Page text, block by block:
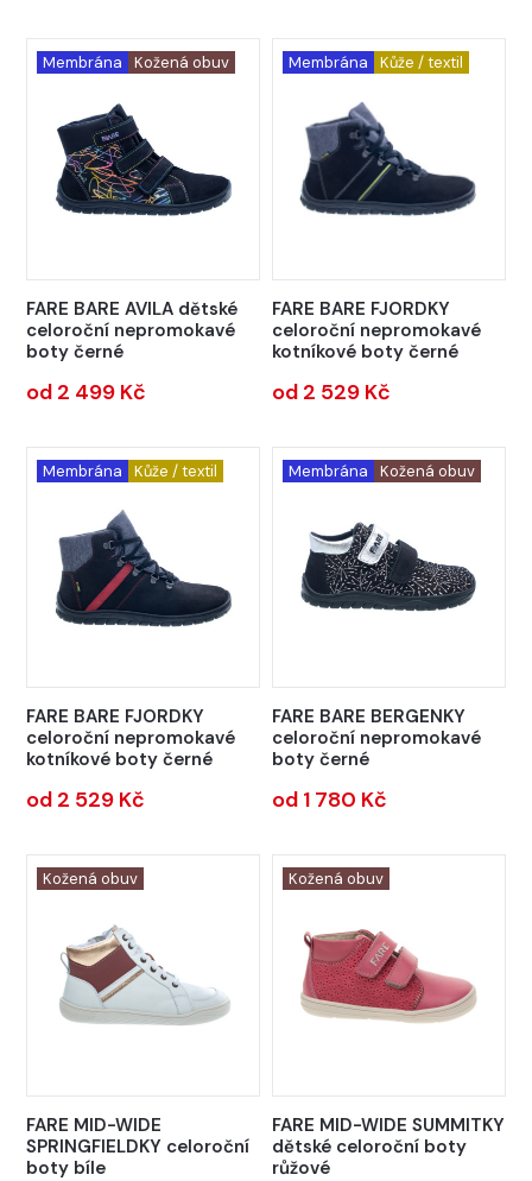
Membrána Kožená obuv
FARE BARE AVILA dětské
celoroční nepromokavé
boty černé
od 2 499 Kč
Membrána Kůže / textil
FARE BARE FJORDKY
celoroční nepromokavé
kotníkové boty černé
od 2 529 Kč
Membrána Kůže / textil
FARE BARE FJORDKY
celoroční nepromokavé
kotníkové boty černé
od 2 529 Kč
Membrána Kožená obuv
FARE BARE BERGENKY
celoroční nepromokavé
boty černé
od 1 780 Kč
Kožená obuv
FARE MID-WIDE
SPRINGFIELDKY celoroční
boty bíle
Kožená obuv
FARE MID-WIDE SUMMITKY
dětské celoroční boty
růžové